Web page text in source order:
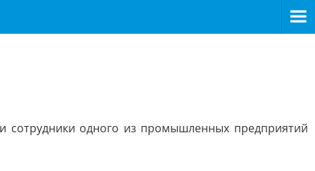
сотрудники одного из промышленных предприятий